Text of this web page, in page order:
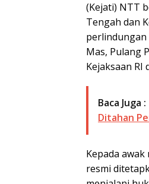
(Kejati) NTT
Tengah dan
perlindungan
Mas, Pulang
Kejaksaan
Baca Juga :
Ditahan
Kepada
resmi